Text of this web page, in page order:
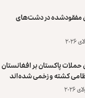
۱۴ جوان مفقودشده در دشت‌های
حملات پاکستان بر افغانستان